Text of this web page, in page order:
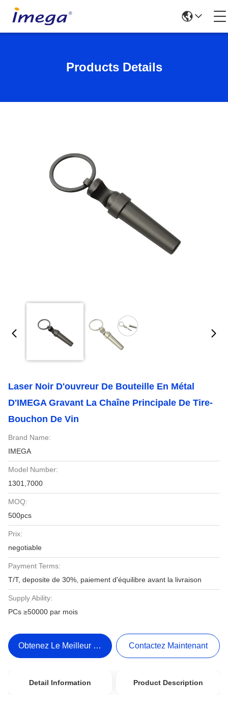
Products Details
Laser Noir D'ouvreur De Bouteille En Métal
D'IMEGA Gravant La Chaîne Principale De Tire-
Bouchon De Vin
Brand Name:
IMEGA
Model Number:
1301,7000
MOQ:
500pcs
Prix:
negotiable
Payment Terms:
T/T, deposite de 30%, paiement d'équilibre avant la livraison
Supply Ability:
PCs ≥50000 par mois
Obtenez Le Meilleur Prix Contactez Maintenant
Detail Information Product Description